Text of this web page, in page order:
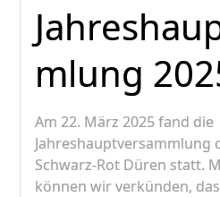
mlung
Am 22. März 2025 fand die
Jahreshauptversammlung
Schwarz-Rot Düren statt.
können wir verkünden,